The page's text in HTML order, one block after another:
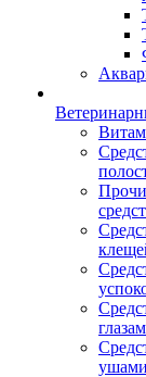
ушами